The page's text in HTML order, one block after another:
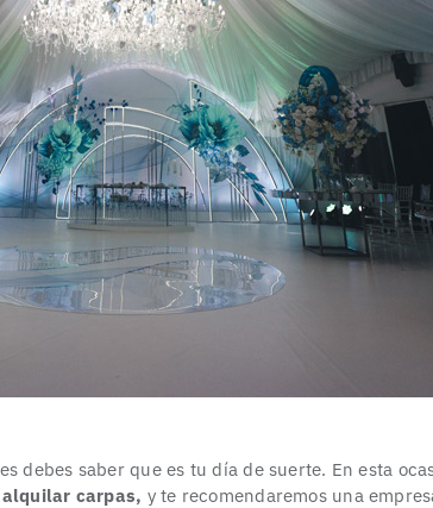
debes saber que es tu día de suerte. En esta
alquilar carpas, y te recomendaremos una